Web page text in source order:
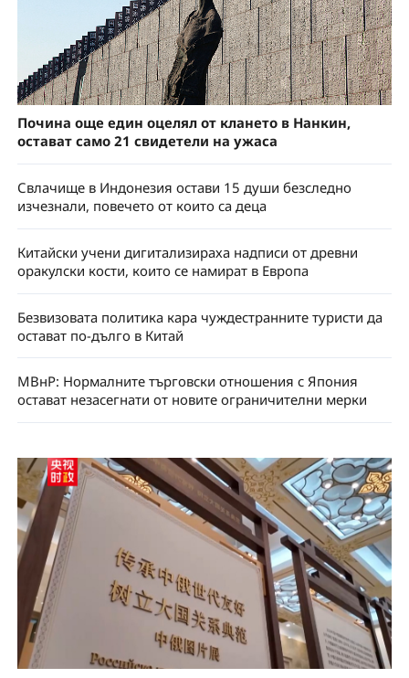
Почина още един оцелял от клането в Нанкин,
остават само 21 свидетели на ужаса
Свлачище в Индонезия остави 15 души безследно
изчезнали, повечето от които са деца
Китайски учени дигитализираха надписи от древни
оракулски кости, които се намират в Европа
Безвизовата политика кара чуждестранните туристи да
остават по-дълго в Китай
МВнР: Нормалните търговски отношения с Япония
остават незасегнати от новите ограничителни мерки